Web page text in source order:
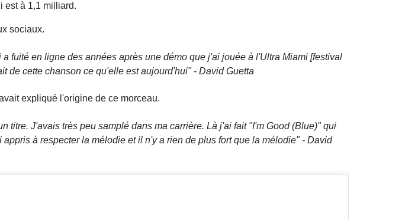
est à 1,1 milliard.
sociaux.
fuité en ligne des années après une démo que j'ai jouée à l'Ultra Miami [festival
de cette chanson ce qu'elle est aujourd'hui" - David Guetta
expliqué l'origine de ce morceau.
titre. J'avais très peu samplé dans ma carrière. Là j'ai fait "I'm Good (Blue)" qui
à respecter la mélodie et il n'y a rien de plus fort que la mélodie" - David